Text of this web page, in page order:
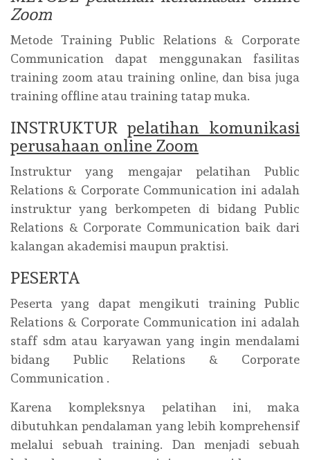
Zoom
Metode Training Public Relations & Corporate
Communication dapat menggunakan fasilitas
training zoom atau training online, dan bisa juga
training offline atau training tatap muka.
INSTRUKTUR pelatihan komunikasi
perusahaan online Zoom
Instruktur yang mengajar pelatihan Public
Relations & Corporate Communication ini adalah
instruktur yang berkompeten di bidang Public
Relations & Corporate Communication baik dari
kalangan akademisi maupun praktisi.
PESERTA
Peserta yang dapat mengikuti training Public
Relations & Corporate Communication ini adalah
staff sdm atau karyawan yang ingin mendalami
bidang Public Relations & Corporate
Communication .
Karena kompleksnya pelatihan ini, maka
dibutuhkan pendalaman yang lebih komprehensif
melalui sebuah training. Dan menjadi sebuah